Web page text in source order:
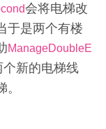
会将电梯改
于是两个有楼
ManageDoubleE
新的电梯线